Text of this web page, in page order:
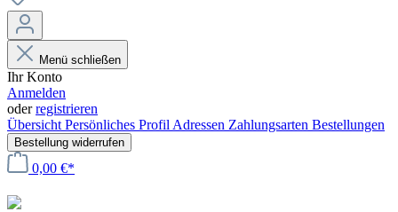
Menü schließen
Ihr Konto
Anmelden
oderregistrieren
Übersicht Persönliches Profil Adressen Zahlungsarten Bestellungen
Bestellung widerrufen
0,00 €*